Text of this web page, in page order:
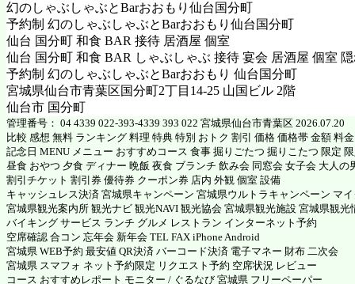
幻のしゃぶしゃぶとBarおおもり仙台国分町
予約制 幻のしゃぶしゃぶとBarおおもり仙台国分町
仙台 国分町 和食 BAR 接待 居酒屋 個室
仙台 国分町 和食 BAR しゃぶしゃぶ 接待 宴会 居酒屋 個室
予約制 幻のしゃぶしゃぶとBarおおもり 仙台国分町
宮城県仙台市青葉区国分町2丁目14-25 山国ビル 2階
仙台市 国分町
管理番号： 04 4339 022-393-4339 393 022 宮城県仙台市青葉区 2026.07.20
比較 感想 無料 ランキング 料理 特典 特別 おトク 割引 価格 価格帯 金額 料
記念日 MENU メニュー おすすめコース 食事 掘りごたつ 掘りこたつ 限定
昼食 おやつ 夕食 ディナー 晩飯 夜食 ブランチ 飲み会 同窓会 女子会 大人の
割引チケット 割引券 優待券 クーポン券 店内 外観 個室 設備
キャッシュレス決済 宮城県キャンペーン 宮城県ウルトラキャンペーン マ
宮城県観光案内所 観光ナビ 観光NAVI 観光協会 宮城県観光施設 宮城県観光
バイキング サービス ランチ グルメ レストラン インターネット予約
空席確認 合コン 忘年会 新年会 TEL FAX iPhone Android
宮城県 WEB予約 最安値 QR決済 バーコード決済 電子マネー 財布 二次会
宮城県 スマフォ ネット予約限定 リクエスト予約 空席状況 レビュー
コース おすすめレポート モニター / ぐるなび 宮城県 フリーペーパー